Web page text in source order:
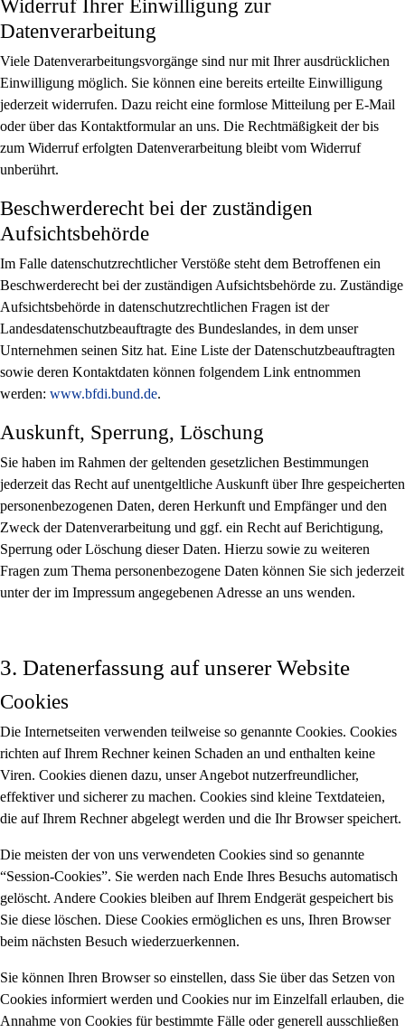
Widerruf Ihrer Einwilligung zur
Datenverarbeitung
Viele Datenverarbeitungsvorgänge sind nur mit Ihrer ausdrücklichen
Einwilligung möglich. Sie können eine bereits erteilte Einwilligung
jederzeit widerrufen. Dazu reicht eine formlose Mitteilung per E-Mail
oder über das Kontaktformular an uns. Die Rechtmäßigkeit der bis
zum Widerruf erfolgten Datenverarbeitung bleibt vom Widerruf
unberührt.
Beschwerderecht bei der zuständigen
Aufsichtsbehörde
Im Falle datenschutzrechtlicher Verstöße steht dem Betroffenen ein
Beschwerderecht bei der zuständigen Aufsichtsbehörde zu. Zuständige
Aufsichtsbehörde in datenschutzrechtlichen Fragen ist der
Landesdatenschutzbeauftragte des Bundeslandes, in dem unser
Unternehmen seinen Sitz hat. Eine Liste der Datenschutzbeauftragten
sowie deren Kontaktdaten können folgendem Link entnommen
werden: www.bfdi.bund.de.
Auskunft, Sperrung, Löschung
Sie haben im Rahmen der geltenden gesetzlichen Bestimmungen
jederzeit das Recht auf unentgeltliche Auskunft über Ihre gespeicherten
personenbezogenen Daten, deren Herkunft und Empfänger und den
Zweck der Datenverarbeitung und ggf. ein Recht auf Berichtigung,
Sperrung oder Löschung dieser Daten. Hierzu sowie zu weiteren
Fragen zum Thema personenbezogene Daten können Sie sich jederzeit
unter der im Impressum angegebenen Adresse an uns wenden.
3. Datenerfassung auf unserer Website
Cookies
Die Internetseiten verwenden teilweise so genannte Cookies. Cookies
richten auf Ihrem Rechner keinen Schaden an und enthalten keine
Viren. Cookies dienen dazu, unser Angebot nutzerfreundlicher,
effektiver und sicherer zu machen. Cookies sind kleine Textdateien,
die auf Ihrem Rechner abgelegt werden und die Ihr Browser speichert.
Die meisten der von uns verwendeten Cookies sind so genannte
“Session-Cookies”. Sie werden nach Ende Ihres Besuchs automatisch
gelöscht. Andere Cookies bleiben auf Ihrem Endgerät gespeichert bis
Sie diese löschen. Diese Cookies ermöglichen es uns, Ihren Browser
beim nächsten Besuch wiederzuerkennen.
Sie können Ihren Browser so einstellen, dass Sie über das Setzen von
Cookies informiert werden und Cookies nur im Einzelfall erlauben, die
Annahme von Cookies für bestimmte Fälle oder generell ausschließen